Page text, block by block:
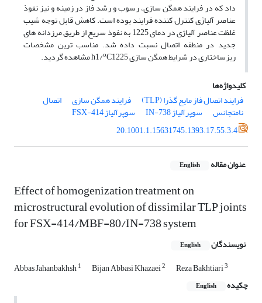
داد که در فرایند همگن سازی، رسوب و رشد فاز در زمینه و نیز نفوذ
عناصر آلیاژی کنترل کننده فرایند بوده است. کاهش قابل توجه شیب
غلظت عناصر آلیاژی در دمای 1225 به نفوذ سریع از طریق مرزدانه های
جدید در منطقه اتصال نسبت داده شد. مناسب ترین مشخصات
ریزساختاری در شرایط همگن سازی h1/ oC1225 مشاهده گردید.
کلیدواژه‌ها
فرایند اتصال فاز مایع گذرا (TLP)
فرایند همگن سازی اتصال
نامتجانس سوپرآلیاژ IN-738
سوپرآلیاژ FSX-414
20.1001.1.15631745.1393.17.55.3.4
عنوان مقاله English
Effect of homogenization treatment on
microstructural evolution of dissimilar TLP joints
for FSX-414/MBF-80/IN-738 system
نویسندگان English
Abbas Jahanbakhsh1 Bijan Abbasi Khazaei2 Reza Bakhtiari3
چکیده English